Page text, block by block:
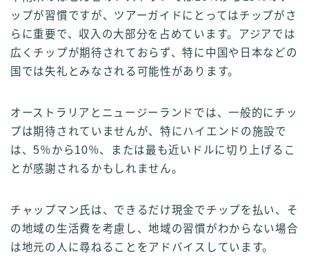
ップが習慣ですが、ツアーガイドにとってはチップがさ
らに重要で、収入の大部分を占めています。アジアでは
広くチップが期待されておらず、特に中国や日本などの
国では失礼とみなされる可能性があります。
オーストラリアとニュージーランドでは、一般的にチッ
プは期待されていませんが、特にハイエンドの施設で
は、5％から10％、または最も近いドルに切り上げるこ
とが感謝されるかもしれません。
チャップマン氏は、できるだけ現金でチップを払い、そ
の地域の生活費を考慮し、地域の習慣がわからない場合
は地元の人に尋ねることをアドバイスしています。